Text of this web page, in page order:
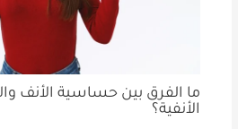
ما الفرق بين حساسية الأنف
الأنفية؟